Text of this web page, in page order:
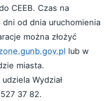
CEEB. Czas na
dni od dnia uruchomienia
można złożyć
lub w
miasta.
Wydział
37 82.